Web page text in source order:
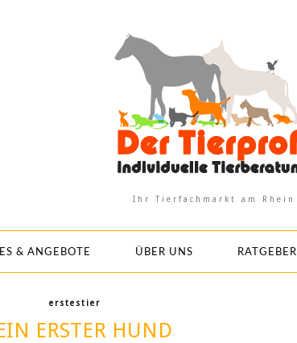
Ihr Tierfachmarkt am Rhein
& ANGEBOTE ÜBER UNS RATGEBER
erstestier
ERSTER HUND